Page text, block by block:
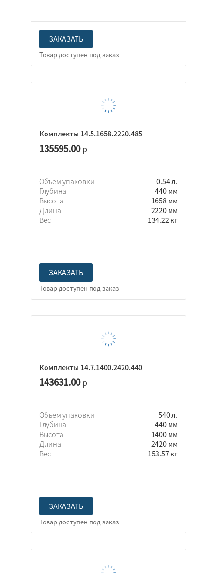
ЗАКАЗАТЬ
Комплекты 14.5.1658.2220.485
135595.00р
Объем упаковки
0.54 л.
Глубина
440 мм
Высота
1658 мм
Длина
2220 мм
Вес
134.22 кг
ЗАКАЗАТЬ
Комплекты 14.7.1400.2420.440
143631.00р
Объем упаковки
540 л.
Глубина
440 мм
Высота
1400 мм
Длина
2420 мм
Вес
153.57 кг
ЗАКАЗАТЬ